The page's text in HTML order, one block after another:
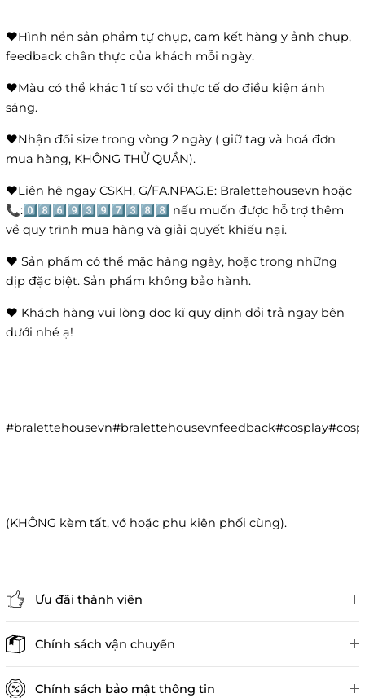
❤️Hình nền sản phẩm tự chụp, cam kết hàng y ảnh chụp,
feedback chân thực của khách mỗi ngày.
❤️Màu có thể khác 1 tí so với thực tế do điều kiện ánh
sáng.
❤️Nhận đổi size trong vòng 2 ngày ( giữ tag và hoá đơn
mua hàng, KHÔNG THỬ QUẦN).
❤️Liên hệ ngay CSKH, G/FA.NPAG.E: Bralettehousevn hoặc
📞:0️⃣8️⃣6️⃣9️⃣3️⃣9️⃣7️⃣3️⃣8️⃣8️⃣ nếu muốn được hỗ trợ thêm
về quy trình mua hàng và giải quyết khiếu nại.
❤️ Sản phẩm có thể mặc hàng ngày, hoặc trong những
dịp đặc biệt. Sản phẩm không bảo hành.
❤️ Khách hàng vui lòng đọc kĩ quy định đổi trả ngay bên
dưới nhé ạ!
(KHÔNG kèm tất, vớ hoặc phụ kiện phối cùng).
Ưu đãi thành viên
Chính sách vận chuyển
Chính sách bảo mật thông tin